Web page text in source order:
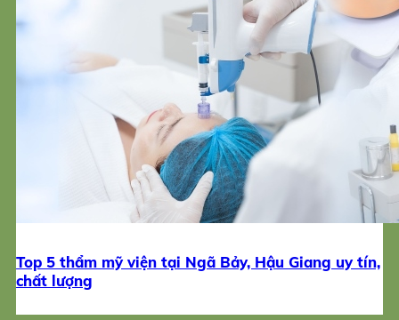
Top 5 thẩm mỹ viện tại Ngã Bảy, Hậu Giang uy tín,
chất lượng